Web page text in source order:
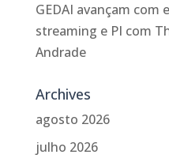
GEDAI avançam com
streaming e PI com
Andrade
Archives
agosto 2026
julho 2026